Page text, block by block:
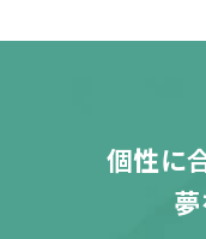
個性に